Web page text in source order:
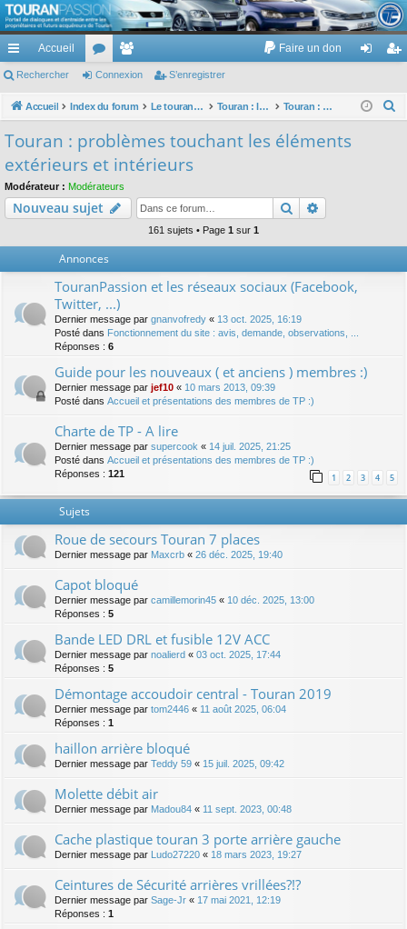
TouranPassion
Le forum des propriétaires ou futurs acquéreurs du Volkswagen Touran
cc
ès
de
Accueil
or
u
e
m
es
Faire un don
ne nr
Rechercher Connexion S’enregistrer
Accueil Index du forum Le touran dans ses versions I (V1 V2 V3) et II ... Touran : les éléments et équipements extérieurs et intérieurs Touran : problèmes touchant les éléments extérieurs et intérieurs
h
Touran : problèmes touchant les éléments
extérieurs et intérieurs
Modérateur : Modérateurs
Nouveau sujet Rechercher
161 sujets • Page 1 sur 1
Annonces
TouranPassion et les réseaux sociaux (Facebook,
Twitter, ...)
Dernier message par gnanvofredy « 13 oct. 2025, 16:19
Posté dans Fonctionnement du site : avis, demande, observations, ...
Réponses : 6
Guide pour les nouveaux ( et anciens ) membres :)
Dernier message par jef10 « 10 mars 2013, 09:39
Posté dans Accueil et présentations des membres de TP :)
Charte de TP - A lire
Dernier message par supercook « 14 juil. 2025, 21:25
Posté dans Accueil et présentations des membres de TP :)
Réponses : 121 1 2 3 4 5
Sujets
Roue de secours Touran 7 places
Dernier message par Maxcrb « 26 déc. 2025, 19:40
Capot bloqué
Dernier message par camillemorin45 « 10 déc. 2025, 13:00
Réponses : 5
Bande LED DRL et fusible 12V ACC
Dernier message par noalierd « 03 oct. 2025, 17:44
Réponses : 5
Démontage accoudoir central - Touran 2019
Dernier message par tom2446 « 11 août 2025, 06:04
Réponses : 1
haillon arrière bloqué
Dernier message par Teddy 59 « 15 juil. 2025, 09:42
Molette débit air
Dernier message par Madou84 « 11 sept. 2023, 00:48
Cache plastique touran 3 porte arrière gauche
Dernier message par Ludo27220 « 18 mars 2023, 19:27
Ceintures de Sécurité arrières vrillées?!?
Dernier message par Sage-Jr « 17 mai 2021, 12:19
Réponses : 1